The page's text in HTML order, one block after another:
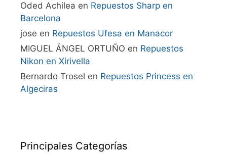
Oded Achilea en Repuestos Sharp en
Barcelona
jose en Repuestos Ufesa en Manacor
MIGUEL ÁNGEL ORTUÑO en Repuestos
Nikon en Xirivella
Bernardo Trosel en Repuestos Princess en
Algeciras
Principales Categorías